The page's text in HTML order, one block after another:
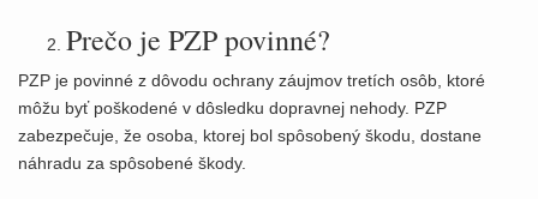
Prečo je PZP povinné?
PZP je povinné z dôvodu ochrany záujmov tretích osôb, ktoré
môžu byť poškodené v dôsledku dopravnej nehody. PZP
zabezpečuje, že osoba, ktorej bol spôsobený škodu, dostane
náhradu za spôsobené škody.